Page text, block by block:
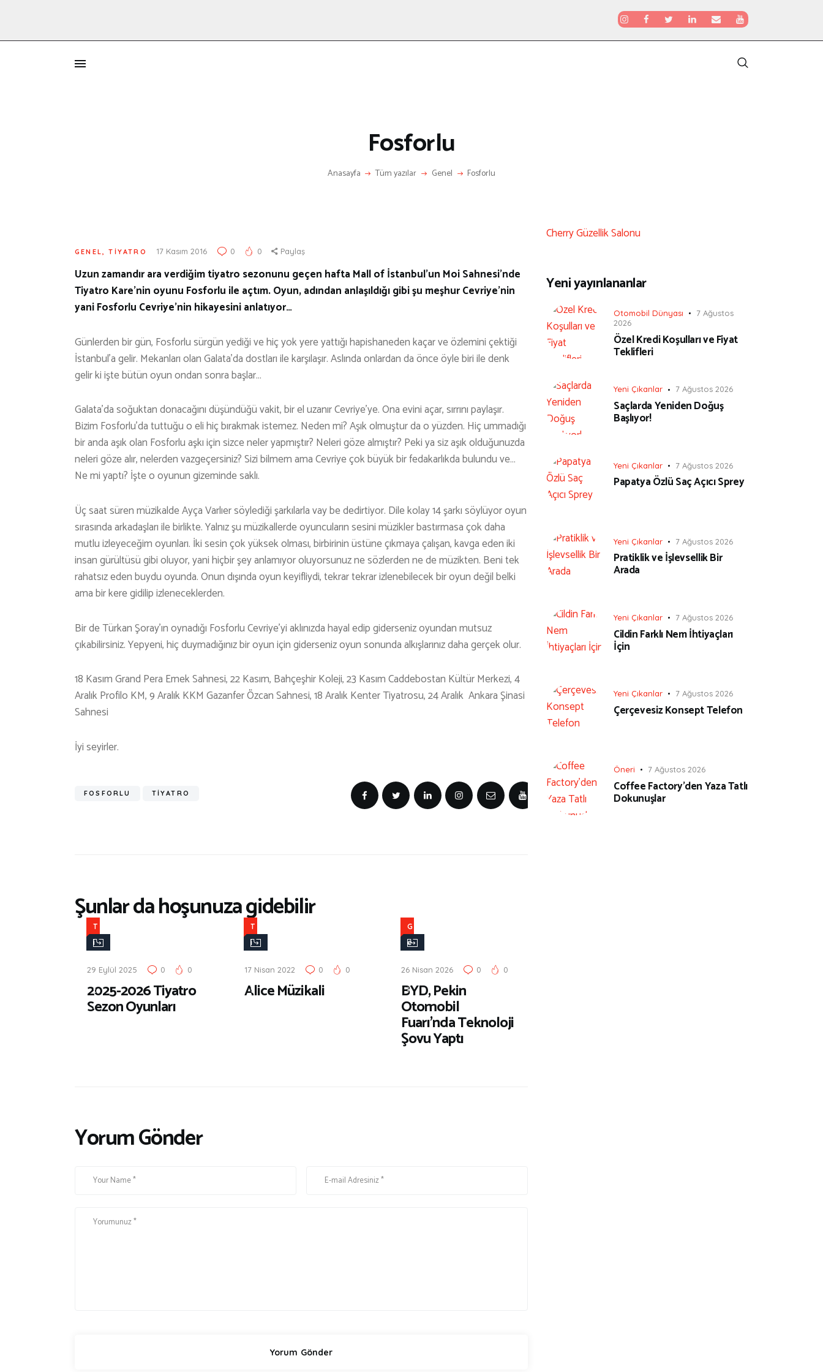
Fosforlu
Anasayfa Tüm yazılar Genel Fosforlu
RÖPORTAJ
GENEL ,TIYATRO 17 Kasım 2016 0 0 Paylaş
Uzun zamandır ara verdiğim tiyatro sezonunu geçen hafta Mall of İstanbul’un Moi Sahnesi’nde
Tiyatro Kare’nin oyunu Fosforlu ile açtım. Oyun, adından anlaşıldığı gibi şu meşhur Cevriye’nin
yani Fosforlu Cevriye’nin hikayesini anlatıyor…
Günlerden bir gün, Fosforlu sürgün yediği ve hiç yok yere yattığı hapishaneden kaçar ve özlemini çektiği
İstanbul’a gelir. Mekanları olan Galata’da dostları ile karşılaşır. Aslında onlardan da önce öyle biri ile denk
gelir ki işte bütün oyun ondan sonra başlar…
Galata’da soğuktan donacağını düşündüğü vakit, bir el uzanır Cevriye’ye. Ona evini açar, sırrını paylaşır.
Bizim Fosforlu’da tuttuğu o eli hiç bırakmak istemez. Neden mi? Aşık olmuştur da o yüzden. Hiç ummadığı
bir anda aşık olan Fosforlu aşkı için sizce neler yapmıştır? Neleri göze almıştır? Peki ya siz aşık olduğunuzda
neleri göze alır, nelerden vazgeçersiniz? Sizi bilmem ama Cevriye çok büyük bir fedakarlıkda bulundu ve…
Ne mi yaptı? İşte o oyunun gizeminde saklı.
Üç saat süren müzikalde Ayça Varlıer söylediği şarkılarla vay be dedirtiyor. Dile kolay 14 şarkı söylüyor oyun
sırasında arkadaşları ile birlikte. Yalnız şu müzikallerde oyuncuların sesini müzikler bastırmasa çok daha
mutlu izleyeceğim oyunları. İki sesin çok yüksek olması, birbirinin üstüne çıkmaya çalışan, kavga eden iki
insan gürültüsü gibi oluyor, yani hiçbir şey anlamıyor oluyorsunuz ne sözlerden ne de müzikten. Beni tek
rahatsız eden buydu oyunda. Onun dışında oyun keyifliydi, tekrar tekrar izlenebilecek bir oyun değil belki
ama bir kere gidilip izleneceklerden.
Bir de Türkan Şoray’ın oynadığı Fosforlu Cevriye’yi aklınızda hayal edip giderseniz oyundan mutsuz
çıkabilirsiniz. Yepyeni, hiç duymadığınız bir oyun için giderseniz oyun sonunda alkışlarınız daha gerçek olur.
18 Kasım Grand Pera Emek Sahnesi, 22 Kasım, Bahçeşhir Koleji, 23 Kasım Caddebostan Kültür Merkezi, 4
Aralık Profilo KM, 9 Aralık KKM Gazanfer Özcan Sahnesi, 18 Aralık Kenter Tiyatrosu, 24 Aralık Ankara Şinasi
Sahnesi
İyi seyirler.
FOSFORLU TIYATRO
Şunlar da hoşunuza gidebilir
T
i
a
t
r
29 Eylül 2025 0 0
2025-2026 Tiyatro
Sezon Oyunları
T
i
a
t
17 Nisan 2022 0 0
Alice Müzikali
G
e
e
l
26 Nisan 2026 0 0
BYD, Pekin
Otomobil
Fuarı’nda Teknoloji
Şovu Yaptı
Yorum Gönder
Cherry Güzellik Salonu
Yeni yayınlananlar
Otomobil Dünyası
7 Ağustos
2026
Özel Kredi Koşulları ve Fiyat
Teklifleri
Yeni Çıkanlar 7 Ağustos 2026
Saçlarda Yeniden Doğuş
Başlıyor!
Yeni Çıkanlar 7 Ağustos 2026
Papatya Özlü Saç Açıcı Sprey
Yeni Çıkanlar 7 Ağustos 2026
Pratiklik ve İşlevsellik Bir
Arada
Yeni Çıkanlar 7 Ağustos 2026
Cildin Farklı Nem İhtiyaçları
İçin
Yeni Çıkanlar 7 Ağustos 2026
Çerçevesiz Konsept Telefon
Öneri 7 Ağustos 2026
Coffee Factory’den Yaza Tatlı
Dokunuşlar